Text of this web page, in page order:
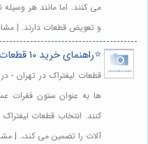
می کنند. اما مانند هر وسیله
و تعویض قطعات دارند. |
⭐️راهنمای خرید 10 قطعات لیفتراک برای افزایش بهره‌وری ⚙️
قطعات لیفتراک در تهران -
ها به عنوان ستون فقرات
کنند. انتخاب قطعات
آلات را تضمین می کند،. |